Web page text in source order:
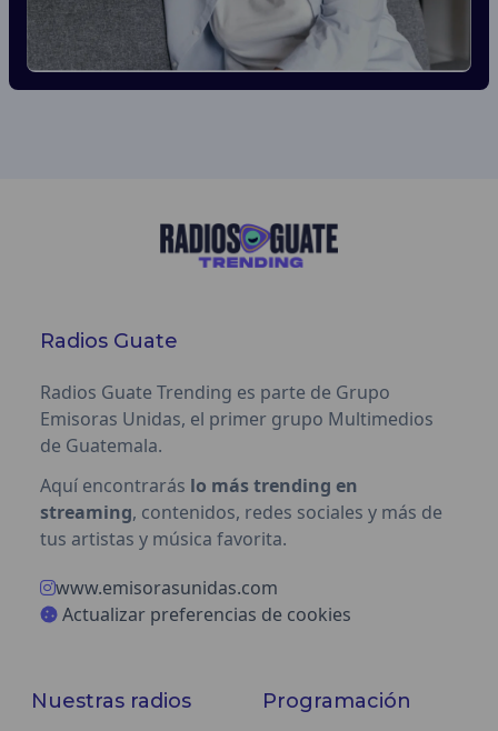
Radios Guate
Radios Guate Trending es parte de Grupo
Emisoras Unidas, el primer grupo Multimedios
de Guatemala.
Aquí encontrarás lo más trending en
streaming, contenidos, redes sociales y más de
tus artistas y música favorita.
www.emisorasunidas.com
Actualizar preferencias de cookies
Nuestras radios Programación